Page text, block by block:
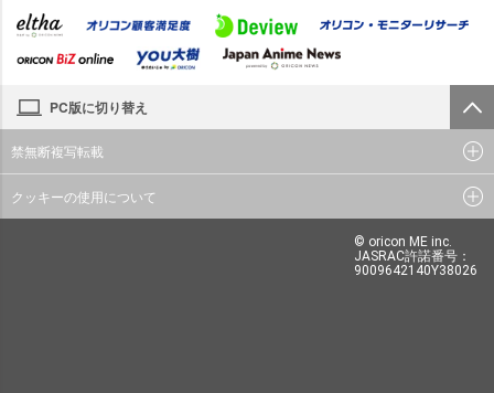
PC版に切り替え
禁無断複写転載
クッキーの使用について
© oricon ME inc.
JASRAC許諾番号：
9009642140Y38026